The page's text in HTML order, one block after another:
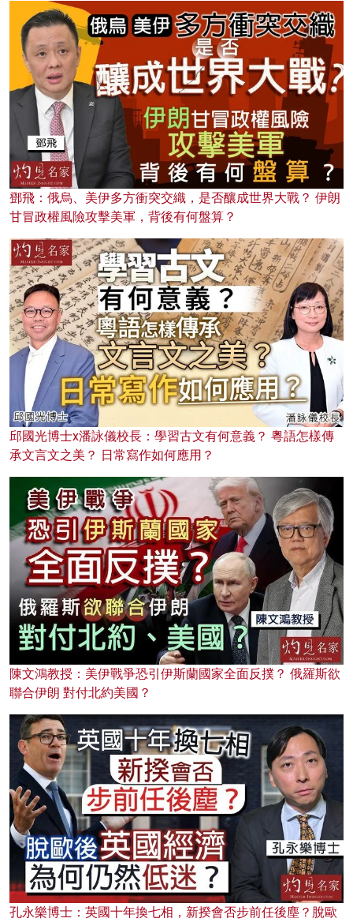
鄧飛：俄烏、美伊多方衝突交織，是否釀成世界大戰？ 伊朗
甘冒政權風險攻擊美軍，背後有何盤算？
邱國光博士x潘詠儀校長：學習古文有何意義？ 粵語怎樣傳
承文言文之美？ 日常寫作如何應用？
陳文鴻教授：美伊戰爭恐引伊斯蘭國家全面反撲？ 俄羅斯欲
聯合伊朗 對付北約美國？
孔永樂博士：英國十年換七相，新揆會否步前任後塵？脫歐